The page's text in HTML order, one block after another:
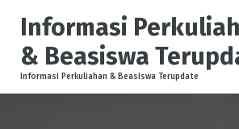
o
Informasi
& Beasiswa
Informasi Perkuliahan & Beasiswa Terupdate